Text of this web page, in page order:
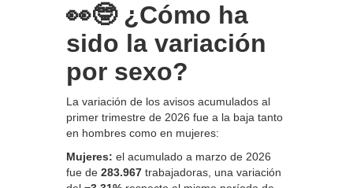
👀🤓 ¿Cómo ha
sido la variación
por sexo?
La variación de los avisos acumulados al
primer trimestre de 2026 fue a la baja tanto
en hombres como en mujeres:
Mujeres: el acumulado a marzo de 2026
fue de 283.967 trabajadoras, una variación